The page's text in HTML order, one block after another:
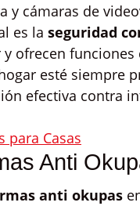
y cámaras de
es la seguridad
y ofrecen
esté siempre
efectiva contra
para Casas
Anti
anti okupas